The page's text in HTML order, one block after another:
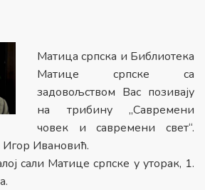
Матица српска и Библиотека
Матице српске cа
задовољством Вас позивају
на трибину „Савремени
човек и савремени свет“.
Игор Ивановић.
сали Матице српске у уторак, 1.